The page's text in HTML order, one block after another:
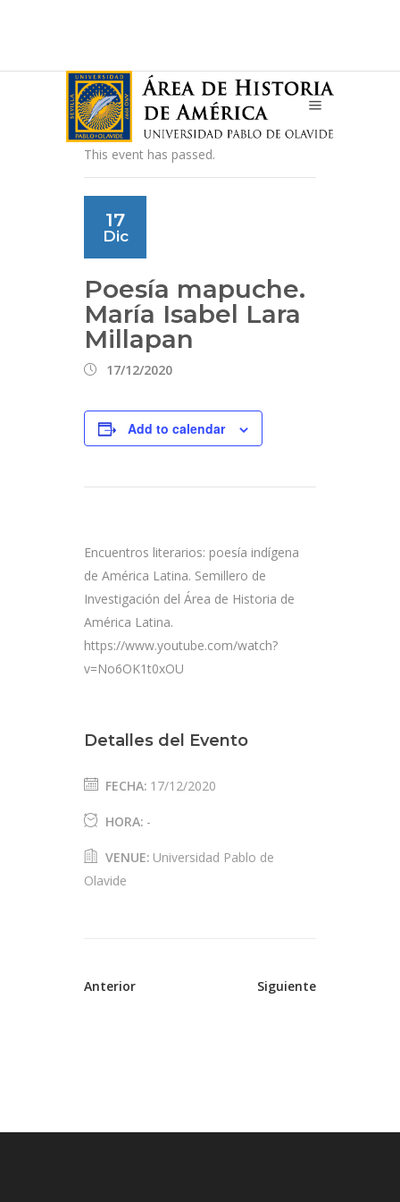
This event has passed.
17
Dic
Poesía mapuche.
María Isabel Lara
Millapan
17/12/2020
Add to calendar
Encuentros literarios: poesía indígena
de América Latina. Semillero de
Investigación del Área de Historia de
América Latina.
https://www.youtube.com/watch?
v=No6OK1t0xOU
Detalles del Evento
FECHA: 17/12/2020
HORA: -
VENUE: Universidad Pablo de
Olavide
Anterior Siguiente